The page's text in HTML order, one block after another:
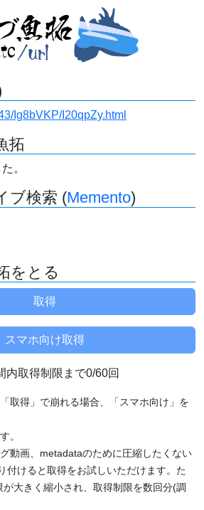
Ig8bVKP/I20qpZy.html
拓
。
ブ検索 (Memento)
をとる
内取得制限まで0/60回
取得」で崩れる場合、「スマホ向け」を
。
動画、metadataのために圧縮したくない
付けると取得をお試しいただけます。た
大きく縮小され、取得制限を数回分(調